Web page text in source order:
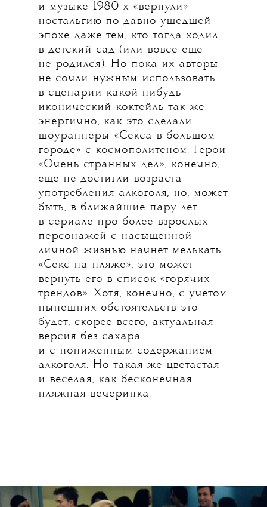
и музыке 1980-х «вернули»
ностальгию по давно ушедшей
эпохе даже тем, кто тогда ходил
в детский сад (или вовсе еще
не родился). Но пока их авторы
не сочли нужным использовать
в сценарии какой-нибудь
иконический коктейль так же
энергично, как это сделали
шоураннеры «Секса в большом
городе» с космополитеном. Герои
«Очень странных дел», конечно,
еще не достигли возраста
употребления алкоголя, но, может
быть, в ближайшие пару лет
в сериале про более взрослых
персонажей с насыщенной
личной жизнью начнет мелькать
«Секс на пляже», это может
вернуть его в список «горячих
трендов». Хотя, конечно, с учетом
нынешних обстоятельств это
будет, скорее всего, актуальная
версия без сахара
и с пониженным содержанием
алкоголя. Но такая же цветастая
и веселая, как бесконечная
пляжная вечеринка.